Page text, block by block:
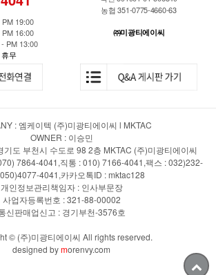
19:00
16:00
PM 13:00
무
농협 351-0775-4660-63
㈜미광티에이씨
: 엠케이텍 (주)미광티에이씨 l MKTAC
OWNER : 이승민
기도 부천시 수도로 98 2층 MKTAC (주)미광티에이씨
7864-4041,직통 : 010) 7166-4041,팩스 : 032)232-
4041,카카오톡ID : mktac128
개인정보관리책임자 : 인사부문장
사업자등록번호 : 321-88-00002
신판매업신고 : 경기부천-3576호
© (주)미광티에이씨 All rights reserved.
designed bymorenvy.com